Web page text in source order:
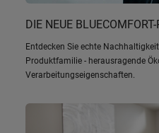
DIE NEUE
Entdecken Sie echte
Produktfamilie - herausragende
Verarbeitungseigenschaften.